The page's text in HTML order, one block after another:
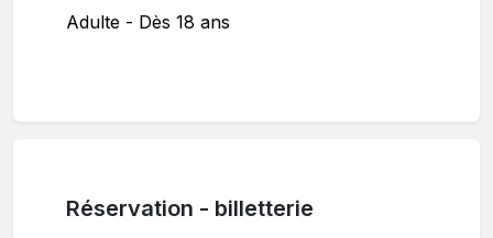
Adulte - Dès 18 ans
Réservation - billetterie